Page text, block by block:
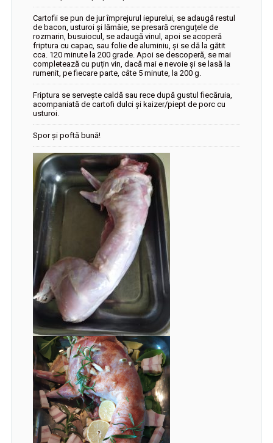
Cartofii se pun de jur împrejurul iepurelui, se adaugă restul
de bacon, usturoi și lămâie, se presară crenguțele de
rozmarin, busuiocul, se adaugă vinul, apoi se acoperă
friptura cu capac, sau folie de aluminiu, și se dă la gătit
cca. 120 minute la 200 grade. Apoi se descoperă, se mai
completează cu puțin vin, dacă mai e nevoie și se lasă la
rumenit, pe fiecare parte, câte 5 minute, la 200 g.
Friptura se servește caldă sau rece după gustul fiecăruia,
acompaniată de cartofi dulci și kaizer/piept de porc cu
usturoi.
Spor și poftă bună!